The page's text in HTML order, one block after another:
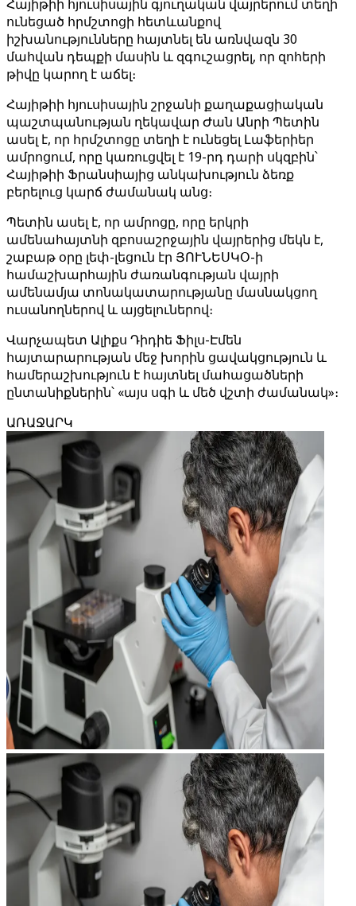
Հայիթիի հյուսիսային գյուղական վայրերում տեղի
ունեցած հրմշտոցի հետևանքով
իշխանությունները հայտնել են առնվազն 30
մահվան դեպքի մասին և զգուշացրել, որ զոհերի
թիվը կարող է աճել։
Հայիթիի հյուսիսային շրջանի քաղաքացիական
պաշտպանության ղեկավար Ժան Անրի Պետին
ասել է, որ հրմշտոցը տեղի է ունեցել Լաֆերիեր
ամրոցում, որը կառուցվել է 19-րդ դարի սկզբին՝
Հայիթիի Ֆրանսիայից անկախություն ձեռք
բերելուց կարճ ժամանակ անց։
Պետին ասել է, որ ամրոցը, որը երկրի
ամենահայտնի զբոսաշրջային վայրերից մեկն է,
շաբաթ օրը լեփ-լեցուն էր ՅՈՒՆԵՍԿՕ-ի
համաշխարհային ժառանգության վայրի
ամենամյա տոնակատարությանը մասնակցող
ուսանողներով և այցելուներով։
Վարչապետ Ալիքս Դիդիե Ֆիլս-Էմեն
հայտարարության մեջ խորին ցավակցություն և
համերաշխություն է հայտնել մահացածների
ընտանիքներին՝ «այս սգի և մեծ վշտի ժամանակ»։
ԱՌԱՋԱՐԿ